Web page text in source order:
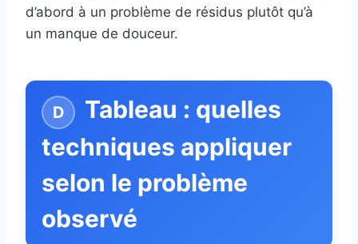
d’abord à un problème de résidus plutôt qu’à
un manque de douceur.
Tableau : quelles
techniques appliquer
selon le problème
observé